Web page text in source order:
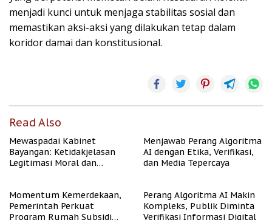
menjadi kunci untuk menjaga stabilitas sosial dan
memastikan aksi-aksi yang dilakukan tetap dalam
koridor damai dan konstitusional.
Read Also
Mewaspadai Kabinet
Bayangan: Ketidakjelasan
Legitimasi Moral dan
Menjawab Perang Algoritma
AI dengan Etika, Verifikasi,
dan Media Tepercaya
Momentum Kemerdekaan,
Pemerintah Perkuat
Program Rumah Subsidi
Perang Algoritma AI Makin
Kompleks, Publik Diminta
Verifikasi Informasi Digital